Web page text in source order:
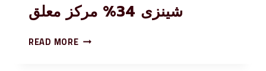
شينزى 34% مركز معلق
READ MORE